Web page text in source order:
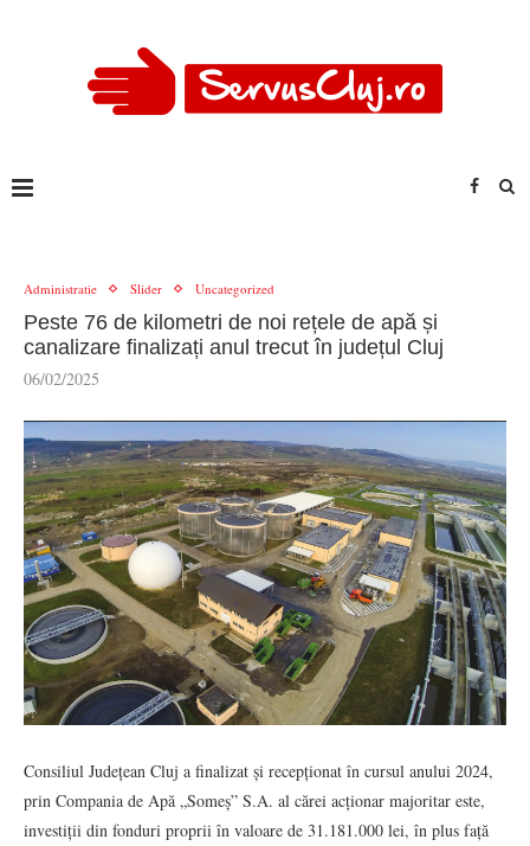
Administratie Slider Uncategorized
Peste 76 de kilometri de noi rețele de apă și
canalizare finalizați anul trecut în județul Cluj
06/02/2025
Consiliul Județean Cluj a finalizat și recepționat în cursul anului 2024,
prin Compania de Apă „Someș” S.A. al cărei acționar majoritar este,
investiții din fonduri proprii în valoare de 31.181.000 lei, în plus față